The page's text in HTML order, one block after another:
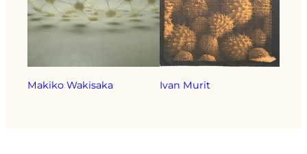
Makiko Wakisaka Ivan Murit